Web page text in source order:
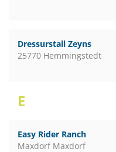
Dressurstall Zeyns
25770 Hemmingstedt
E
Easy Rider Ranch
Maxdorf Maxdorf